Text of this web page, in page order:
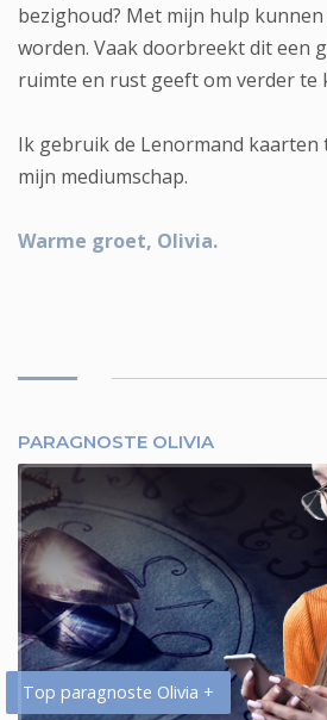
bezighoud? Met mijn hulp
worden. Vaak doorbreekt dit een
ruimte en rust geeft om verder te
Ik gebruik de Lenormand kaarten
mijn mediumschap.
Warme groet, Olivia.
PARAGNOSTE OLIVIA
Top paragnoste Olivia +